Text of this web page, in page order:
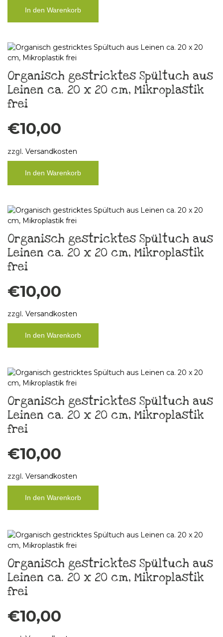
In den Warenkorb
Organisch gestricktes Spültuch aus
Leinen ca. 20 x 20 cm, Mikroplastik
frei
€10,00
zzgl. Versandkosten
In den Warenkorb
Organisch gestricktes Spültuch aus
Leinen ca. 20 x 20 cm, Mikroplastik
frei
€10,00
zzgl. Versandkosten
In den Warenkorb
Organisch gestricktes Spültuch aus
Leinen ca. 20 x 20 cm, Mikroplastik
frei
€10,00
zzgl. Versandkosten
In den Warenkorb
Organisch gestricktes Spültuch aus
Leinen ca. 20 x 20 cm, Mikroplastik
frei
€10,00